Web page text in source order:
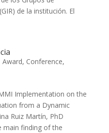
de la institución. El
Award, Conference,
Implementation on the
from a Dynamic
Ruiz Martín, PhD
main finding of the